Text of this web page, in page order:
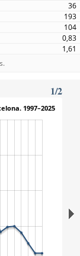
36
193
104
0,83
1,61